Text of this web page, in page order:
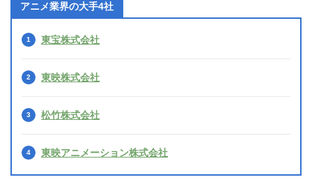
アニメ業界の大手4社
東宝株式会社
東映株式会社
松竹株式会社
東映アニメーション株式会社